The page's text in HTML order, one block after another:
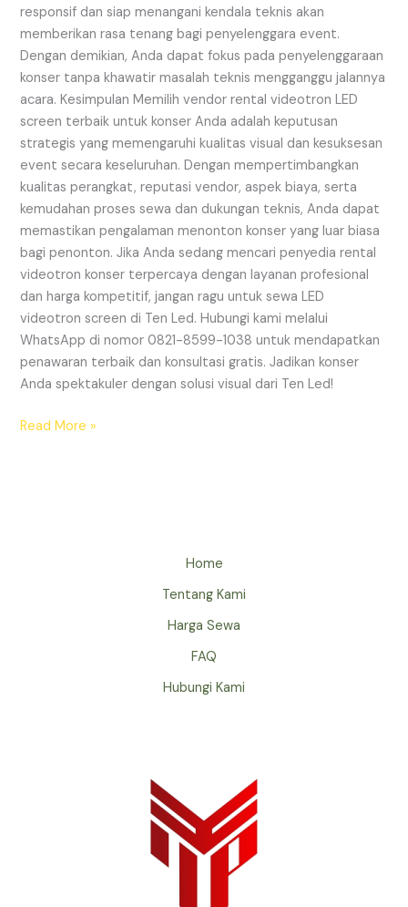
responsif dan siap menangani kendala teknis akan
memberikan rasa tenang bagi penyelenggara event.
Dengan demikian, Anda dapat fokus pada penyelenggaraan
konser tanpa khawatir masalah teknis mengganggu jalannya
acara. Kesimpulan Memilih vendor rental videotron LED
screen terbaik untuk konser Anda adalah keputusan
strategis yang memengaruhi kualitas visual dan kesuksesan
event secara keseluruhan. Dengan mempertimbangkan
kualitas perangkat, reputasi vendor, aspek biaya, serta
kemudahan proses sewa dan dukungan teknis, Anda dapat
memastikan pengalaman menonton konser yang luar biasa
bagi penonton. Jika Anda sedang mencari penyedia rental
videotron konser terpercaya dengan layanan profesional
dan harga kompetitif, jangan ragu untuk sewa LED
videotron screen di Ten Led. Hubungi kami melalui
WhatsApp di nomor 0821-8599-1038 untuk mendapatkan
penawaran terbaik dan konsultasi gratis. Jadikan konser
Anda spektakuler dengan solusi visual dari Ten Led!
Read More »
Home
Tentang Kami
Harga Sewa
FAQ
Hubungi Kami